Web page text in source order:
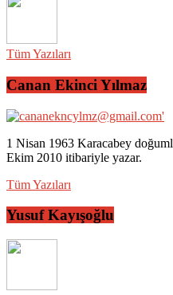
Tüm Yazıları
Canan Ekinci Yılmaz
1 Nisan 1963 Karacabey
Ekim 2010 itibariyle yazar.
Tüm Yazıları
Yusuf Kayışoğlu